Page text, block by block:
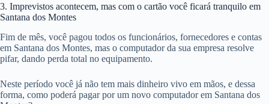
3. Imprevistos acontecem, mas com o cartão você ficará tranquilo em
Santana dos Montes
Fim de mês, você pagou todos os funcionários, fornecedores e contas
em Santana dos Montes, mas o computador da sua empresa resolve
pifar, dando perda total no equipamento.
Neste período você já não tem mais dinheiro vivo em mãos, e dessa
forma, como poderá pagar por um novo computador em Santana dos